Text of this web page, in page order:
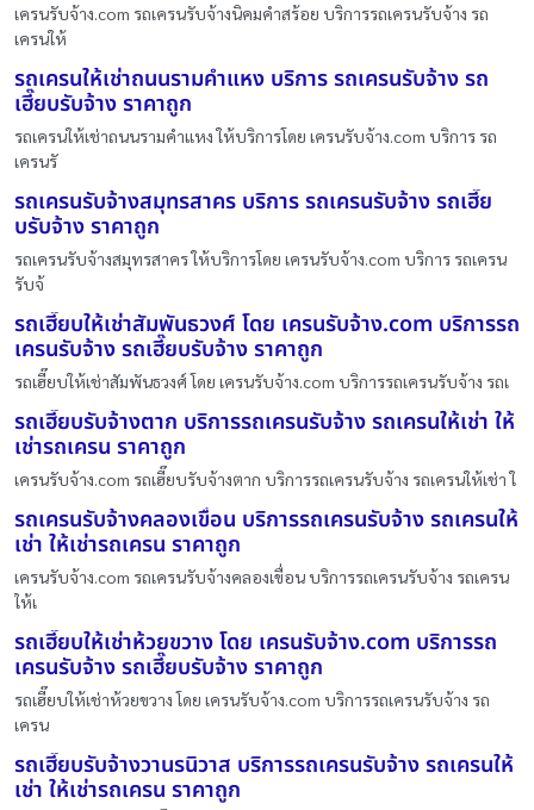
เครนรับจ้าง.com รถเครนรับจ้างนิคมคำสร้อย บริการรถเครนรับจ้าง รถ
เครนให้
รถเครนให้เช่าถนนรามคําแหง บริการ รถเครนรับจ้าง รถ
เฮี๊ยบรับจ้าง ราคาถูก
รถเครนให้เช่าถนนรามคําแหง ให้บริการโดย เครนรับจ้าง.com บริการ รถ
เครนรั
รถเครนรับจ้างสมุทรสาคร บริการ รถเครนรับจ้าง รถเฮี๊ย
บรับจ้าง ราคาถูก
รถเครนรับจ้างสมุทรสาคร ให้บริการโดย เครนรับจ้าง.com บริการ รถเครน
รับจ้
รถเฮี๊ยบให้เช่าสัมพันธวงศ์ โดย เครนรับจ้าง.com บริการรถ
เครนรับจ้าง รถเฮี๊ยบรับจ้าง ราคาถูก
รถเฮี๊ยบให้เช่าสัมพันธวงศ์ โดย เครนรับจ้าง.com บริการรถเครนรับจ้าง รถเ
รถเฮี๊ยบรับจ้างตาก บริการรถเครนรับจ้าง รถเครนให้เช่า ให้
เช่ารถเครน ราคาถูก
เครนรับจ้าง.com รถเฮี๊ยบรับจ้างตาก บริการรถเครนรับจ้าง รถเครนให้เช่า ใ
รถเครนรับจ้างคลองเขื่อน บริการรถเครนรับจ้าง รถเครนให้
เช่า ให้เช่ารถเครน ราคาถูก
เครนรับจ้าง.com รถเครนรับจ้างคลองเขื่อน บริการรถเครนรับจ้าง รถเครน
ให้เ
รถเฮี๊ยบให้เช่าห้วยขวาง โดย เครนรับจ้าง.com บริการรถ
เครนรับจ้าง รถเฮี๊ยบรับจ้าง ราคาถูก
รถเฮี๊ยบให้เช่าห้วยขวาง โดย เครนรับจ้าง.com บริการรถเครนรับจ้าง รถ
เครน
รถเฮี๊ยบรับจ้างวานรนิวาส บริการรถเครนรับจ้าง รถเครนให้
เช่า ให้เช่ารถเครน ราคาถูก